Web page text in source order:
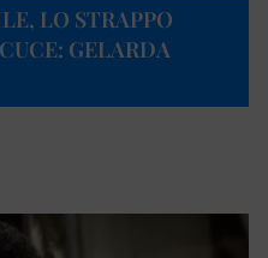
LO STRAPPO
GELARDA